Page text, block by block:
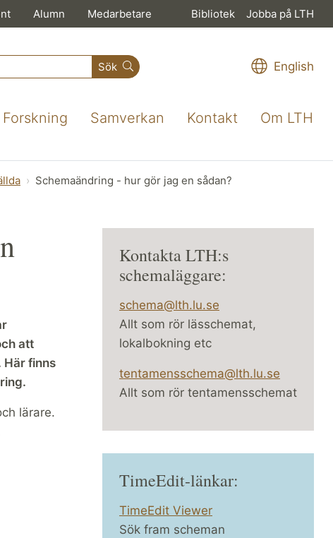
Alumn Medarbetare Bibliotek Jobba på LTH
Sök English
Forskning Samverkan Kontakt Om LTH
Schemaändring - hur gör jag en sådan?
att
Här finns
lärare.
Kontakta LTH:s
schemaläggare:
schema@lth.lu.se
Allt som rör lässchemat,
lokalbokning etc
tentamensschema@lth.lu.se
Allt som rör tentamensschemat
TimeEdit-länkar:
TimeEdit Viewer
Sök fram scheman